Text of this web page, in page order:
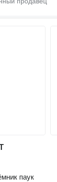
паук